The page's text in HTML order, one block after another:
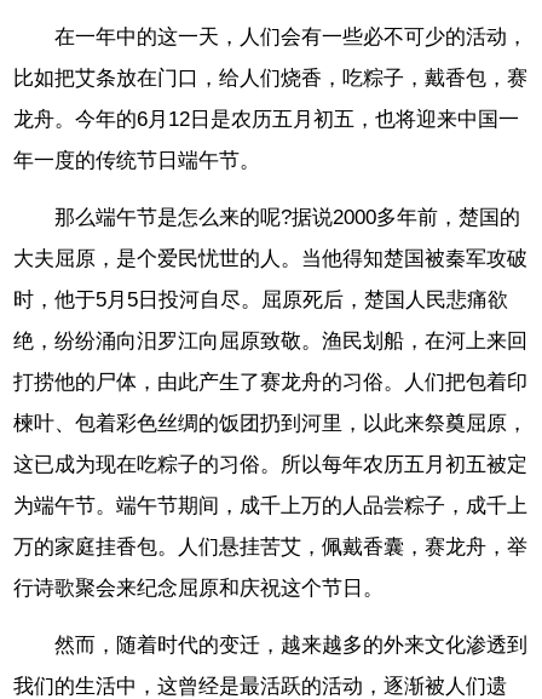
在一年中的这一天，人们会有一些必不可少的活动，
比如把艾条放在门口，给人们烧香，吃粽子，戴香包，赛
龙舟。今年的6月12日是农历五月初五，也将迎来中国一
年一度的传统节日端午节。
那么端午节是怎么来的呢?据说2000多年前，楚国的
大夫屈原，是个爱民忧世的人。当他得知楚国被秦军攻破
时，他于5月5日投河自尽。屈原死后，楚国人民悲痛欲
绝，纷纷涌向汨罗江向屈原致敬。渔民划船，在河上来回
打捞他的尸体，由此产生了赛龙舟的习俗。人们把包着印
楝叶、包着彩色丝绸的饭团扔到河里，以此来祭奠屈原，
这已成为现在吃粽子的习俗。所以每年农历五月初五被定
为端午节。端午节期间，成千上万的人品尝粽子，成千上
万的家庭挂香包。人们悬挂苦艾，佩戴香囊，赛龙舟，举
行诗歌聚会来纪念屈原和庆祝这个节日。
然而，随着时代的变迁，越来越多的外来文化渗透到
我们的生活中，这曾经是最活跃的活动，逐渐被人们遗